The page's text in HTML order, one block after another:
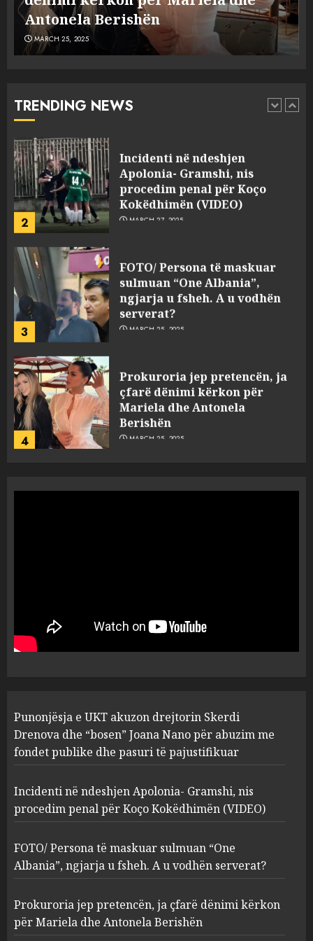
plagosën!
MARCH 25, 2025
TRENDING NEWS
MARCH 25, 2025
1
Punonjësja e UKT akuzon
pasuri të pajustifikuar
2
Incidenti në ndeshjen
Apolonia- Gramshi, nis
procedim penal për Koço
Kokëdhimën (VIDEO)
MARCH 27, 2025
3
FOTO/ Persona të maskuar
sulmuan “One Albania”,
ngjarja u fsheh. A u vodhën
serverat?
MARCH 25, 2025
4
Prokuroria jep pretencën, ja
çfarë dënimi kërkon për
Mariela dhe Antonela
Berishën
MARCH 25, 2025
1
“bosen” Joana Nano për
abuzim me fondet publike dhe
pasuri të pajustifikuar
2
Apolonia- Gramshi, nis
procedim penal për Koço
Kokëdhimën (VIDEO)
MARCH 27, 2025
3
FOTO/ Persona të maskuar
sulmuan “One Albania”,
ngjarja u fsheh. A u vodhën
serverat?
MARCH 25, 2025
Prokuroria jep pretencën, ja
çfarë dënimi kërkon për
Punonjësja e UKT akuzon drejtorin Skerdi
Drenova dhe “bosen” Joana Nano për abuzim me
fondet publike dhe pasuri të pajustifikuar
Incidenti në ndeshjen Apolonia- Gramshi, nis
procedim penal për Koço Kokëdhimën (VIDEO)
FOTO/ Persona të maskuar sulmuan “One
Albania”, ngjarja u fsheh. A u vodhën serverat?
Prokuroria jep pretencën, ja çfarë dënimi kërkon
për Mariela dhe Antonela Berishën